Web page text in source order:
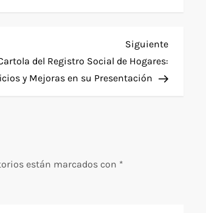
Siguiente
entrada
Siguiente
del Registro Social de Hogares:
y Mejoras en su Presentación
están marcados con *